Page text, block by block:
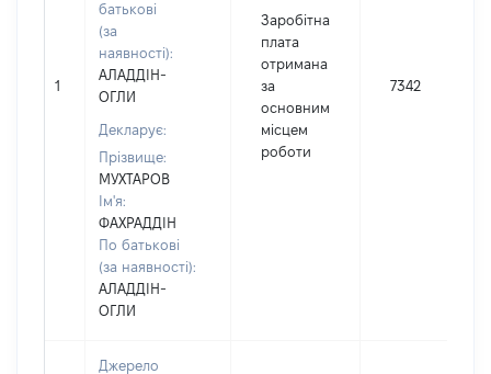
1
батькові
(за
наявності):
АЛАДДІН-
ОГЛИ
Декларує:
Прізвище:
МУХТАРОВ
Ім'я:
ФАХРАДДІН
По батькові
(за наявності):
АЛАДДІН-
ОГЛИ
Заробітна
плата
отримана
за
основним
місцем
роботи
7342
Джерело